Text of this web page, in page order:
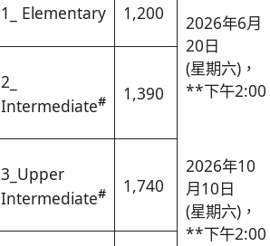
2026年6月
20日
(星期六)，
**下午2:00
2026年10
月10日
(星期六)，
**下午2:00
1_ Elementary 1,200
2_
Intermediate# 1,390
3_Upper
Intermediate# 1,740